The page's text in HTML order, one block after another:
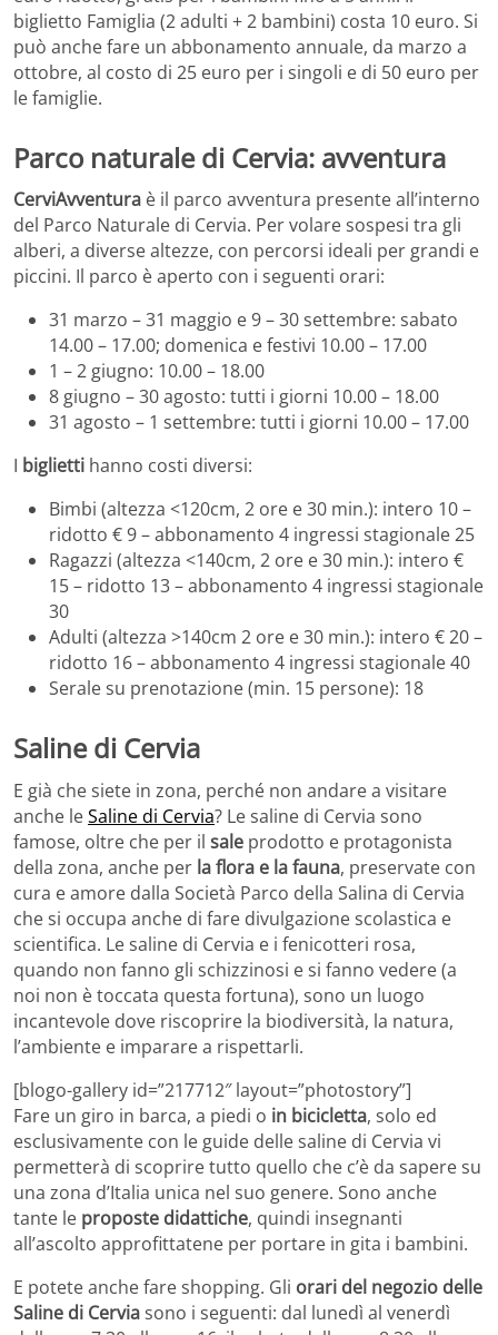
biglietto Famiglia (2 adulti + 2 bambini) costa 10 euro. Si
può anche fare un abbonamento annuale, da marzo a
ottobre, al costo di 25 euro per i singoli e di 50 euro per
le famiglie.
Parco naturale di Cervia: avventura
CerviAvventura è il parco avventura presente all’interno
del Parco Naturale di Cervia. Per volare sospesi tra gli
alberi, a diverse altezze, con percorsi ideali per grandi e
piccini. Il parco è aperto con i seguenti orari:
31 marzo – 31 maggio e 9 – 30 settembre: sabato
14.00 – 17.00; domenica e festivi 10.00 – 17.00
1 – 2 giugno: 10.00 – 18.00
8 giugno – 30 agosto: tutti i giorni 10.00 – 18.00
31 agosto – 1 settembre: tutti i giorni 10.00 – 17.00
I biglietti hanno costi diversi:
Bimbi (altezza <120cm, 2 ore e 30 min.): intero 10 –
ridotto € 9 – abbonamento 4 ingressi stagionale 25
Ragazzi (altezza <140cm, 2 ore e 30 min.): intero €
15 – ridotto 13 – abbonamento 4 ingressi stagionale
30
Adulti (altezza >140cm 2 ore e 30 min.): intero € 20 –
ridotto 16 – abbonamento 4 ingressi stagionale 40
Serale su prenotazione (min. 15 persone): 18
Saline di Cervia
E già che siete in zona, perché non andare a visitare
anche leSaline di Cervia? Le saline di Cervia sono
famose, oltre che per il sale prodotto e protagonista
della zona, anche per la flora e la fauna, preservate con
cura e amore dalla Società Parco della Salina di Cervia
che si occupa anche di fare divulgazione scolastica e
scientifica. Le saline di Cervia e i fenicotteri rosa,
quando non fanno gli schizzinosi e si fanno vedere (a
noi non è toccata questa fortuna), sono un luogo
incantevole dove riscoprire la biodiversità, la natura,
l’ambiente e imparare a rispettarli.
[blogo-gallery id=”217712″ layout=”photostory”]
Fare un giro in barca, a piedi o in bicicletta, solo ed
esclusivamente con le guide delle saline di Cervia vi
permetterà di scoprire tutto quello che c’è da sapere su
una zona d’Italia unica nel suo genere. Sono anche
tante le proposte didattiche, quindi insegnanti
all’ascolto approfittatene per portare in gita i bambini.
E potete anche fare shopping. Gli orari del negozio delle
Saline di Cerviasono i seguenti: dal lunedì al venerdì